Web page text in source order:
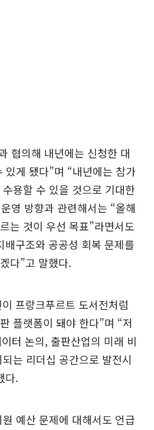
협의해 내년에는 신청한 대
있게 됐다”며 “내년에는 참가
용할 수 있을 것으로 기대한
영 방향과 관련해서는 “올해
는 것이 우선 목표”라면서도
배구조와 공공성 회복 문제를
다”고 말했다.
프랑크푸르트 도서전처럼
플랫폼이 돼야 한다”며 “저
터 논의, 출판산업의 미래 비
는 리더십 공간으로 발전시
다.
예산 문제에 대해서도 언급